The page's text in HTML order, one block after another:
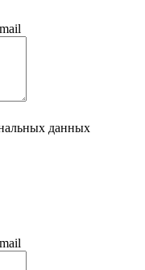
данных